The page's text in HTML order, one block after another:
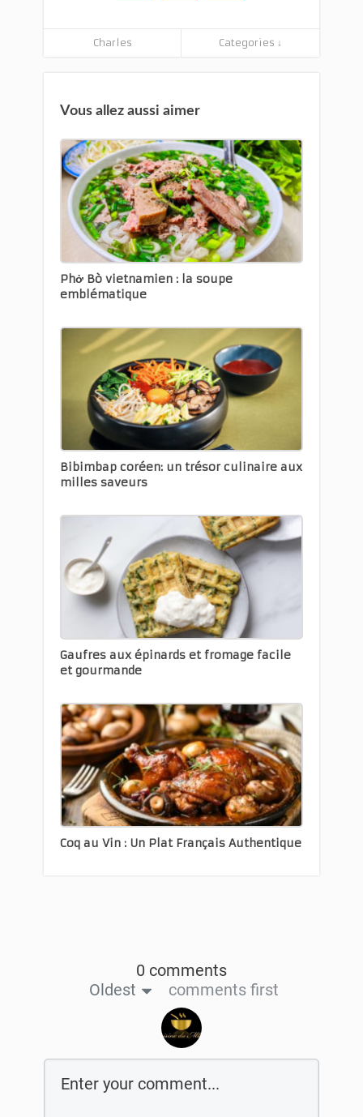
Charles Categories ↓
Vous allez aussi aimer
Phở Bò vietnamien : la soupe
emblématique
Bibimbap coréen: un trésor culinaire aux
milles saveurs
Gaufres aux épinards et fromage facile
et gourmande
Coq au Vin : Un Plat Français Authentique
0 comments
Oldest
comments first